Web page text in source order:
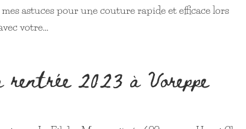
astuces pour une couture rapide et efficace lors
votre...
2023 à Voreppe